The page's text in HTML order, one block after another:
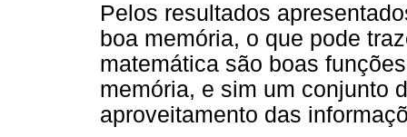
Pelos resultados
boa memória, o que pode
matemática são boas
memória, e sim um conjunto
aproveitamento das